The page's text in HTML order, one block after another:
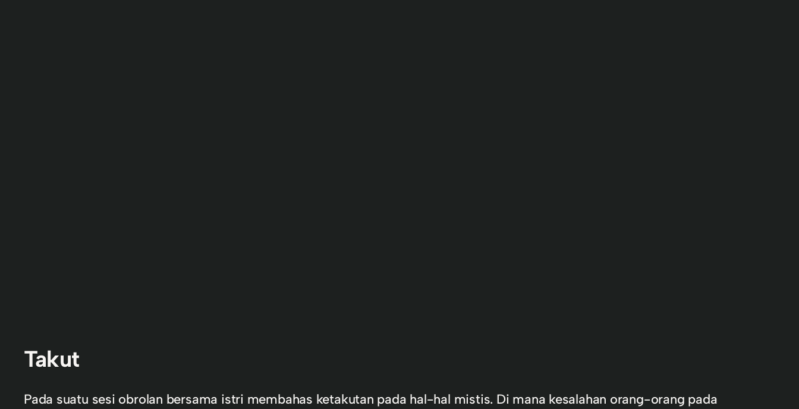
Takut
Pada suatu sesi obrolan bersama istri membahas ketakutan pada hal-hal mistis. Di mana kesalahan orang-orang pada